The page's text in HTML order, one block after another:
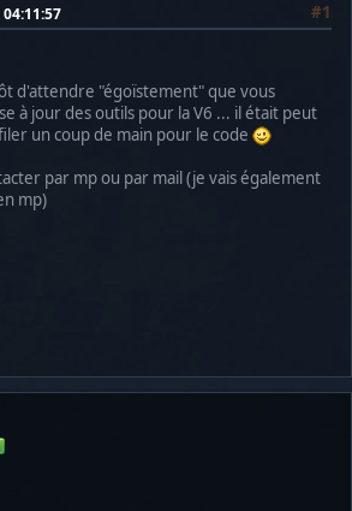
#1
d'attendre "égoïstement" que vous
à jour des outils pour la V6 ... il était peut
un coup de main pour le code
par mp ou par mail (je vais également
mp)